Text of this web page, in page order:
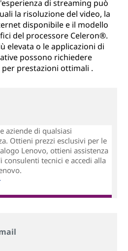
di streaming può
la risoluzione del video, la
disponibile e il modello
del processore Celeron®.
elevata o le applicazioni di
possono richiedere
prestazioni ottimali .
aziende di qualsiasi
Ottieni prezzi esclusivi per le
Lenovo, ottieni assistenza
tecnici e accedi alla